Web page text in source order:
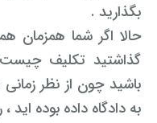
بگذارید .
حالا اگر شما همزمان
گذاشتید تکلیف
باشید چون از نظر
به دادگاه داده بوده